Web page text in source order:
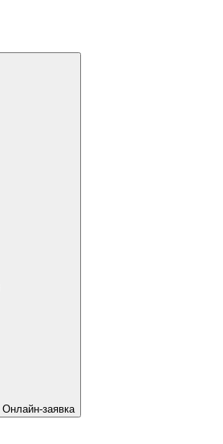
Онлайн-заявка